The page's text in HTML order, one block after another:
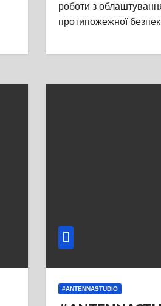
роботи з
протипожежної
#ANTENNASTUDIO